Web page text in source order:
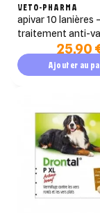
VETO-PHARMA
apivar 10 lanières –
traitement anti-
ruche (amitraz)
25,90
Ajouter au